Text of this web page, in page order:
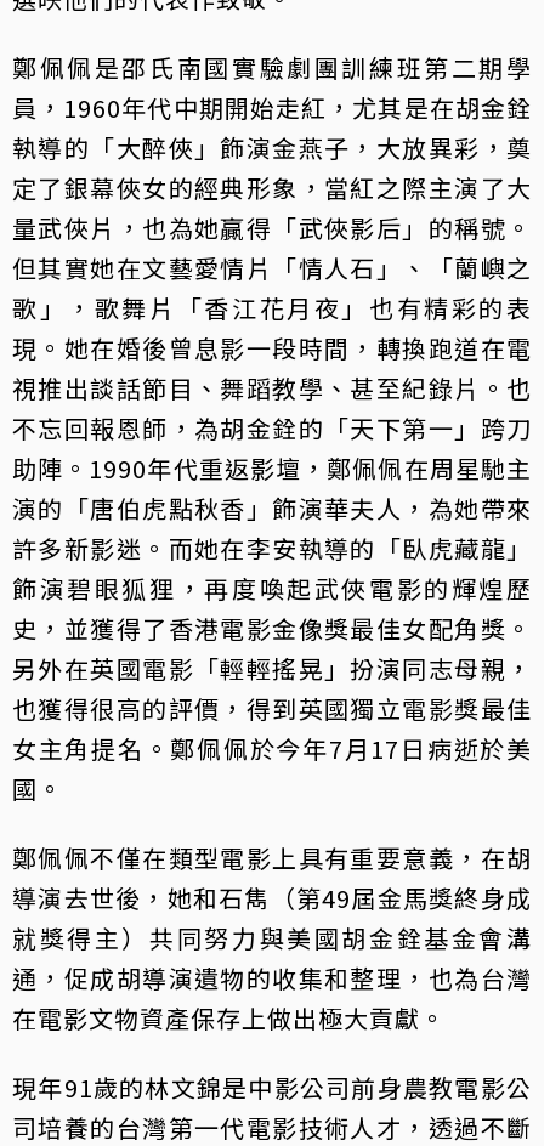
鄭佩佩是邵氏南國實驗劇團訓練班第二期學
員，1960年代中期開始走紅，尤其是在胡金銓
執導的「大醉俠」飾演金燕子，大放異彩，奠
定了銀幕俠女的經典形象，當紅之際主演了大
量武俠片，也為她贏得「武俠影后」的稱號。
但其實她在文藝愛情片「情人石」、「蘭嶼之
歌」，歌舞片「香江花月夜」也有精彩的表
現。她在婚後曾息影一段時間，轉換跑道在電
視推出談話節目、舞蹈教學、甚至紀錄片。也
不忘回報恩師，為胡金銓的「天下第一」跨刀
助陣。1990年代重返影壇，鄭佩佩在周星馳主
演的「唐伯虎點秋香」飾演華夫人，為她帶來
許多新影迷。而她在李安執導的「臥虎藏龍」
飾演碧眼狐狸，再度喚起武俠電影的輝煌歷
史，並獲得了香港電影金像獎最佳女配角獎。
另外在英國電影「輕輕搖晃」扮演同志母親，
也獲得很高的評價，得到英國獨立電影獎最佳
女主角提名。鄭佩佩於今年7月17日病逝於美
國。
鄭佩佩不僅在類型電影上具有重要意義，在胡
導演去世後，她和石雋（第49屆金馬獎終身成
就獎得主）共同努力與美國胡金銓基金會溝
通，促成胡導演遺物的收集和整理，也為台灣
在電影文物資產保存上做出極大貢獻。
現年91歲的林文錦是中影公司前身農教電影公
司培養的台灣第一代電影技術人才，透過不斷